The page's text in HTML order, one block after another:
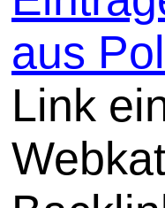
aus
Link